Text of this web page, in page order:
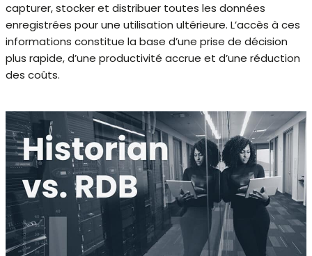
capturer, stocker et distribuer toutes les données
enregistrées pour une utilisation ultérieure. L’accès à ces
informations constitue la base d’une prise de décision
plus rapide, d’une productivité accrue et d’une réduction
des coûts.